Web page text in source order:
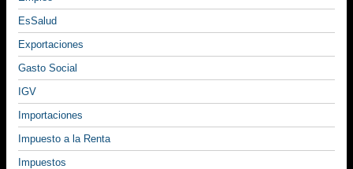
EsSalud
Exportaciones
Gasto Social
IGV
Importaciones
Impuesto a la Renta
Impuestos